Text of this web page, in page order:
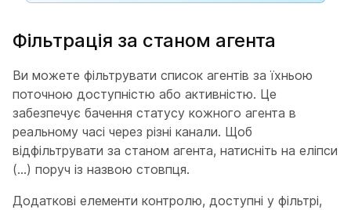
Фільтрація за станом агента
Ви можете фільтрувати список агентів за їхньою
поточною доступністю або активністю. Це
забезпечує бачення статусу кожного агента в
реальному часі через різні канали. Щоб
відфільтрувати за станом агента, натисніть на еліпси
(...) поруч із назвою стовпця.
Додаткові елементи контролю, доступні у фільтрі,